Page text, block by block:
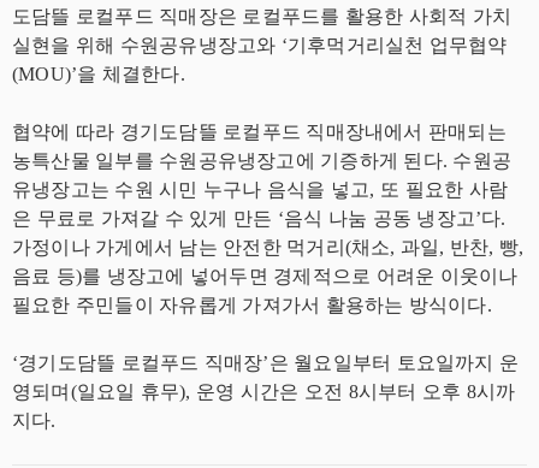
도담뜰 로컬푸드 직매장은 로컬푸드를 활용한 사회적 가치
실현을 위해 수원공유냉장고와 ‘기후먹거리실천 업무협약
(MOU)’을 체결한다.
협약에 따라 경기도담뜰 로컬푸드 직매장내에서 판매되는
농특산물 일부를 수원공유냉장고에 기증하게 된다. 수원공
유냉장고는 수원 시민 누구나 음식을 넣고, 또 필요한 사람
은 무료로 가져갈 수 있게 만든 ‘음식 나눔 공동 냉장고’다.
가정이나 가게에서 남는 안전한 먹거리(채소, 과일, 반찬, 빵,
음료 등)를 냉장고에 넣어두면 경제적으로 어려운 이웃이나
필요한 주민들이 자유롭게 가져가서 활용하는 방식이다.
‘경기도담뜰 로컬푸드 직매장’은 월요일부터 토요일까지 운
영되며(일요일 휴무), 운영 시간은 오전 8시부터 오후 8시까
지다.